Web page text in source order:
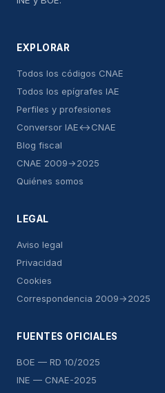
EXPLORAR
Todos los códigos CNAE
Todos los epígrafes IAE
Perfiles y profesiones
Conversor IAE↔CNAE
Blog fiscal
CNAE 2009→2025
Quiénes somos
LEGAL
Aviso legal
Privacidad
Cookies
Correspondencia 2009→2025
FUENTES OFICIALES
BOE — RD 10/2025
INE — CNAE-2025